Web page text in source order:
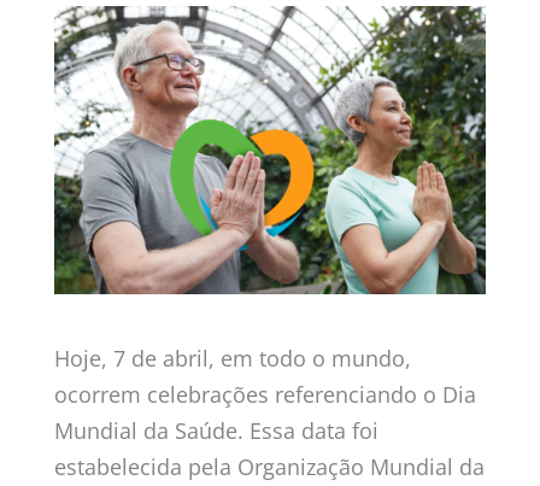
Hoje, 7 de abril, em todo o mundo,
ocorrem celebrações referenciando o Dia
Mundial da Saúde. Essa data foi
estabelecida pela Organização Mundial da